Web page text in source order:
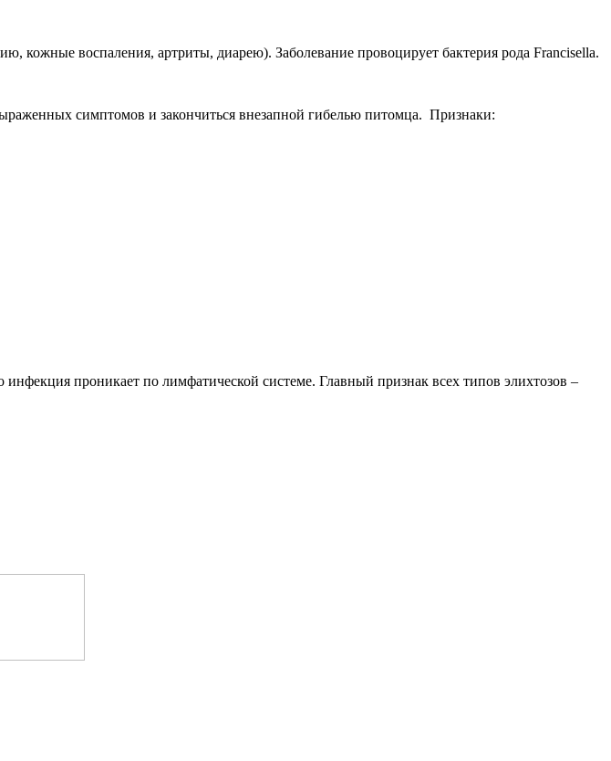
кожные воспаления, артриты, диарею). Заболевание провоцирует бактерия рода Francisella.
симптомов и закончиться внезапной гибелью питомца. Признаки:
проникает по лимфатической системе. Главный признак всех типов элихтозов –